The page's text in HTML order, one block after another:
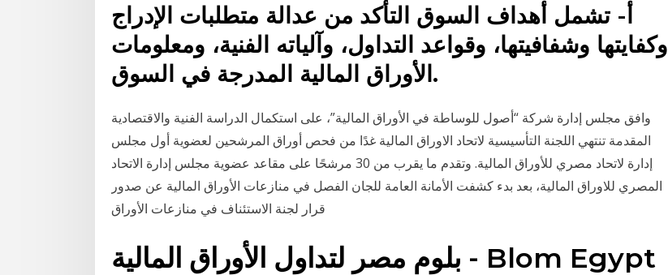
أ- تشمل أهداف السوق التأكد من عدالة متطلبات الإدراج
وكفايتها وشفافيتها، وقواعد التداول، وآلياته الفنية، ومعلومات
الأوراق المالية المدرجة في السوق.
وافق مجلس إدارة شركة “أصول للوساطة في الأوراق المالية”، على استكمال الدراسة الفنية والاقتصادية
المقدمة تنتهي اللجنة التأسيسية لاتحاد الاوراق المالية غدًا من فحص أوراق المرشحين لعضوية أول مجلس
إدارة لاتحاد مصري للأوراق المالية. وتقدم ما يقرب من 30 مرشحًا على مقاعد عضوية مجلس إدارة الاتحاد
المصري للاوراق المالية، بعد بدء كشفت الأمانة العامة للجان الفصل في منازعات الأوراق المالية عن صدور
قرار لجنة الاستئناف في منازعات الأوراق